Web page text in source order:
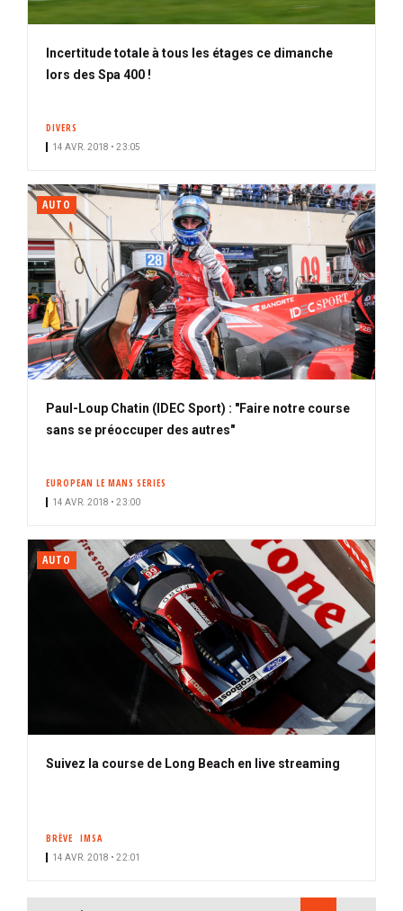
Incertitude totale à tous les étages ce dimanche
lors des Spa 400 !
DIVERS
14 AVR. 2018 • 23:05
AUTO
Paul-Loup Chatin (IDEC Sport) : "Faire notre course
sans se préoccuper des autres"
EUROPEAN LE MANS SERIES
14 AVR. 2018 • 23:00
AUTO
Suivez la course de Long Beach en live streaming
BRÈVE IMSA
14 AVR. 2018 • 22:01